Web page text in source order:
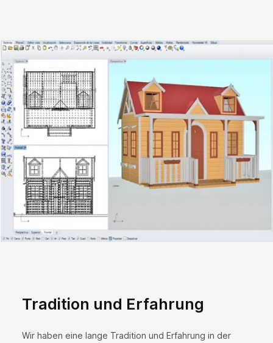
Tradition und Erfahrung
Wir haben eine lange Tradition und Erfahrung in der